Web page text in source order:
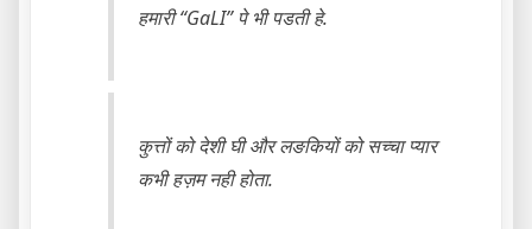
हमारी “GaLI” पे भी पडती हे.
कुत्तों को देशी घी और लङकियों को सच्चा प्यार
कभी हज़म नही होता.